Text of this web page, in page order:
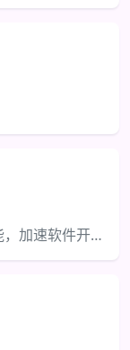
Warp是一个现代化的终端，内置AI功能，加速软件开发。